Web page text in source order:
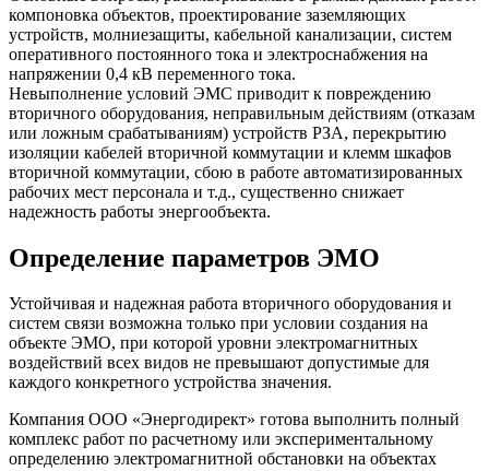
компоновка объектов, проектирование заземляющих
устройств, молниезащиты, кабельной канализации, систем
оперативного постоянного тока и электроснабжения на
напряжении 0,4 кВ переменного тока.
Невыполнение условий ЭМС приводит к повреждению
вторичного оборудования, неправильным действиям (отказам
или ложным срабатываниям) устройств РЗА, перекрытию
изоляции кабелей вторичной коммутации и клемм шкафов
вторичной коммутации, сбою в работе автоматизированных
рабочих мест персонала и т.д., существенно снижает
надежность работы энергообъекта.
Определение параметров ЭМО
Устойчивая и надежная работа вторичного оборудования и
систем связи возможна только при условии создания на
объекте ЭМО, при которой уровни электромагнитных
воздействий всех видов не превышают допустимые для
каждого конкретного устройства значения.
Компания ООО «Энергодирект» готова выполнить полный
комплекс работ по расчетному или экспериментальному
определению электромагнитной обстановки на объектах